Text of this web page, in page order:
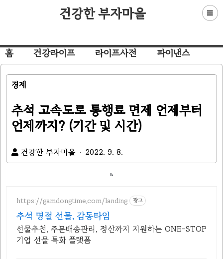
건강한 부자마을
홈 건강라이프 라이프사전 파이낸스
경제
추석 고속도로 통행료 면제 언제부터
언제까지? (기간 및 시간)
건강한 부자마을 2022. 9. 8.
https://gamdongtime.com/landing 광고
추석 명절 선물, 감동타임
선물추천, 주문배송관리, 정산까지 지원하는 ONE-STOP
기업 선물 특화 플랫폼